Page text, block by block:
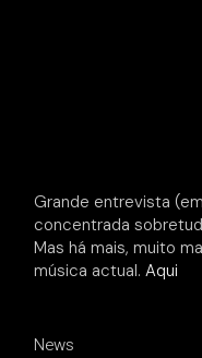
Grande entrevista
concentrada
Mas há mais, muito
música actual.Aqui
News